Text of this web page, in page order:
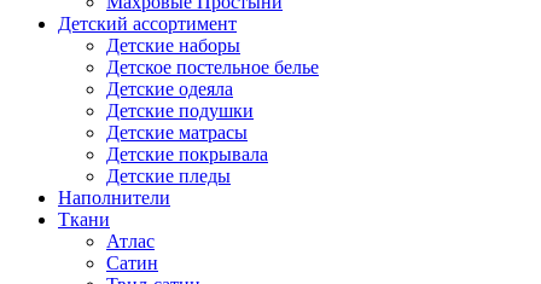
Детский ассортимент
Детские наборы
Детское постельное белье
Детские одеяла
Детские подушки
Детские матрасы
Детские покрывала
Детские пледы
Наполнители
Ткани
Атлас
Сатин